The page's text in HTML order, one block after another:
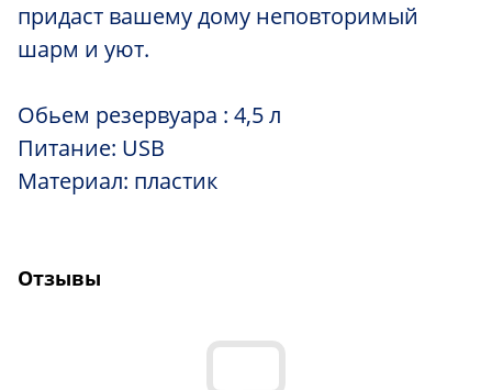
придаст вашему дому неповторимый
шарм и уют.
Обьем резервуара : 4,5 л
Питание: USB
Материал: пластик
Отзывы